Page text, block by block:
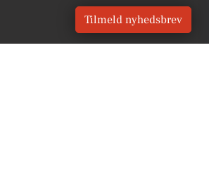
Tilmeld nyhedsbrev